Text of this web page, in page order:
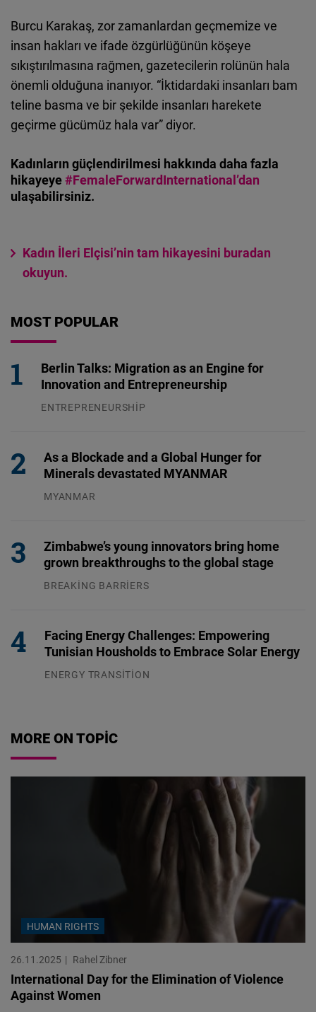
Burcu Karakaş, zor zamanlardan geçmemize ve
insan hakları ve ifade özgürlüğünün köşeye
sıkıştırılmasına rağmen, gazetecilerin rolünün hala
önemli olduğuna inanıyor. “İktidardaki insanları bam
teline basma ve bir şekilde insanları harekete
geçirme gücümüz hala var” diyor.
Kadınların güçlendirilmesi hakkında daha fazla
hikayeye#FemaleForwardInternational’dan
ulaşabilirsiniz.
Kadın İleri Elçisi’nin tam hikayesini buradan
okuyun.
MOST POPULAR
Berlin Talks: Migration as an Engine for
Innovation and Entrepreneurship
ENTREPRENEURSHIP
As a Blockade and a Global Hunger for
Minerals devastated MYANMAR
MYANMAR
Zimbabwe’s young innovators bring home
grown breakthroughs to the global stage
BREAKING BARRIERS
Facing Energy Challenges: Empowering
Tunisian Housholds to Embrace Solar Energy
ENERGY TRANSITION
MORE ON TOPIC
HUMAN RIGHTS
26.11.2025 Rahel Zibner
International Day for the Elimination of Violence
Against Women